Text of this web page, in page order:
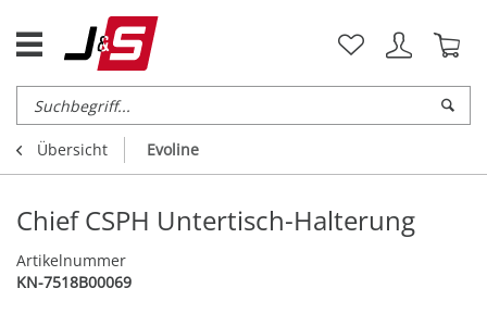
Übersicht Evoline
Chief CSPH Untertisch-Halterung
Artikelnummer
KN-7518B00069